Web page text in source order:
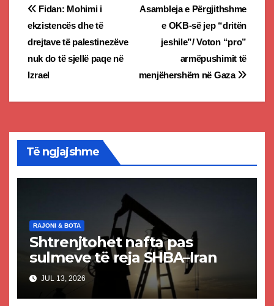
Post
navigation
Asambleja e Përgjithshme
e OKB-së jep “dritën
jeshile”/ Voton “pro”
armëpushimit të
menjëhershëm në Gaza
Fidan: Mohimi i
ekzistencës dhe të
drejtave të palestinezëve
nuk do të sjellë paqe në
Izrael
Të ngjajshme
RAJONI & BOTA
Shtrenjtohet nafta pas
sulmeve të reja SHBA–Iran
JUL 13, 2026